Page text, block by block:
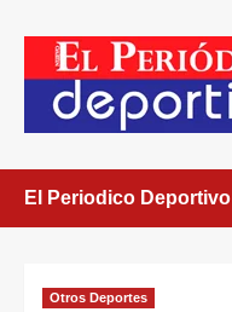
El Periodico Deportivo
Otros Deportes